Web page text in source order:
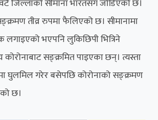
जिल्लाको सीमाना भारतसँग जोडिएको छ।
तीव्र रुपमा फैलिएको छ। सीमानामा
भएपनि लुकिछिपी भित्रिने
सङ्क्रमित पाइएका छन्। त्यस्ता
घुलमिल गरेर बसेपछि कोरोनाको सङ्क्रमण
छ।